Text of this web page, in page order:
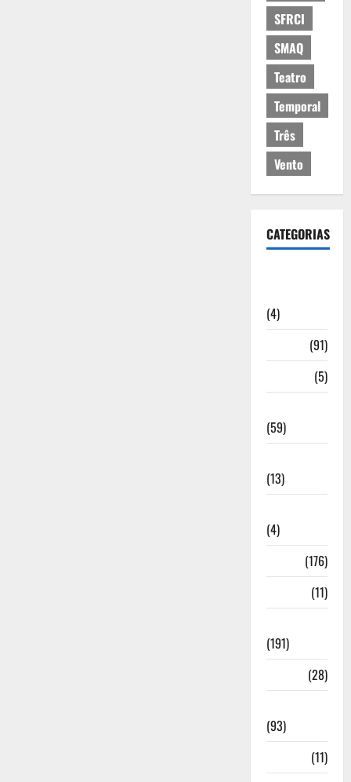
SFRCI
SMAQ
Teatro
Temporal
Três
Vento
CATEGORIAS
(4)
(91)
(5)
(59)
(13)
(4)
(176)
(11)
(191)
(28)
(93)
(11)